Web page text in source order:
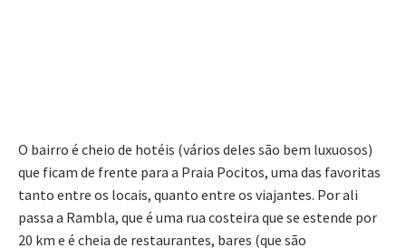
O bairro é cheio de hotéis (vários deles são bem luxuosos)
que ficam de frente para a Praia Pocitos, uma das favoritas
tanto entre os locais, quanto entre os viajantes. Por ali
passa a Rambla, que é uma rua costeira que se estende por
20 km e é cheia de restaurantes, bares (que são